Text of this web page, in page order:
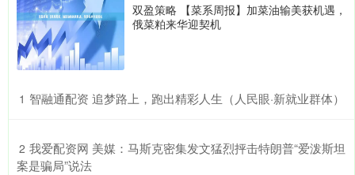
双盈策略 【菜系周报】加菜油输美获机遇，
俄菜粕来华迎契机
1 ​智融通配资 追梦路上，跑出精彩人生（人民眼·新就业群体）
2 ​我爱配资网 美媒：马斯克密集发文猛烈抨击特朗普“爱泼斯坦
案是骗局”说法